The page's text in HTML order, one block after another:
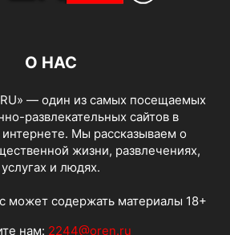
О НАС
— один из самых посещаемых
развлекательных сайтов в
Мы рассказываем о
жизни, развлечениях,
услугах и людях.
может содержать материалы 18+
нам: 2244@oren.ru